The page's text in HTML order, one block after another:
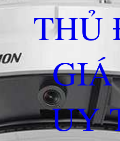
THỦ
GIÁ
UY